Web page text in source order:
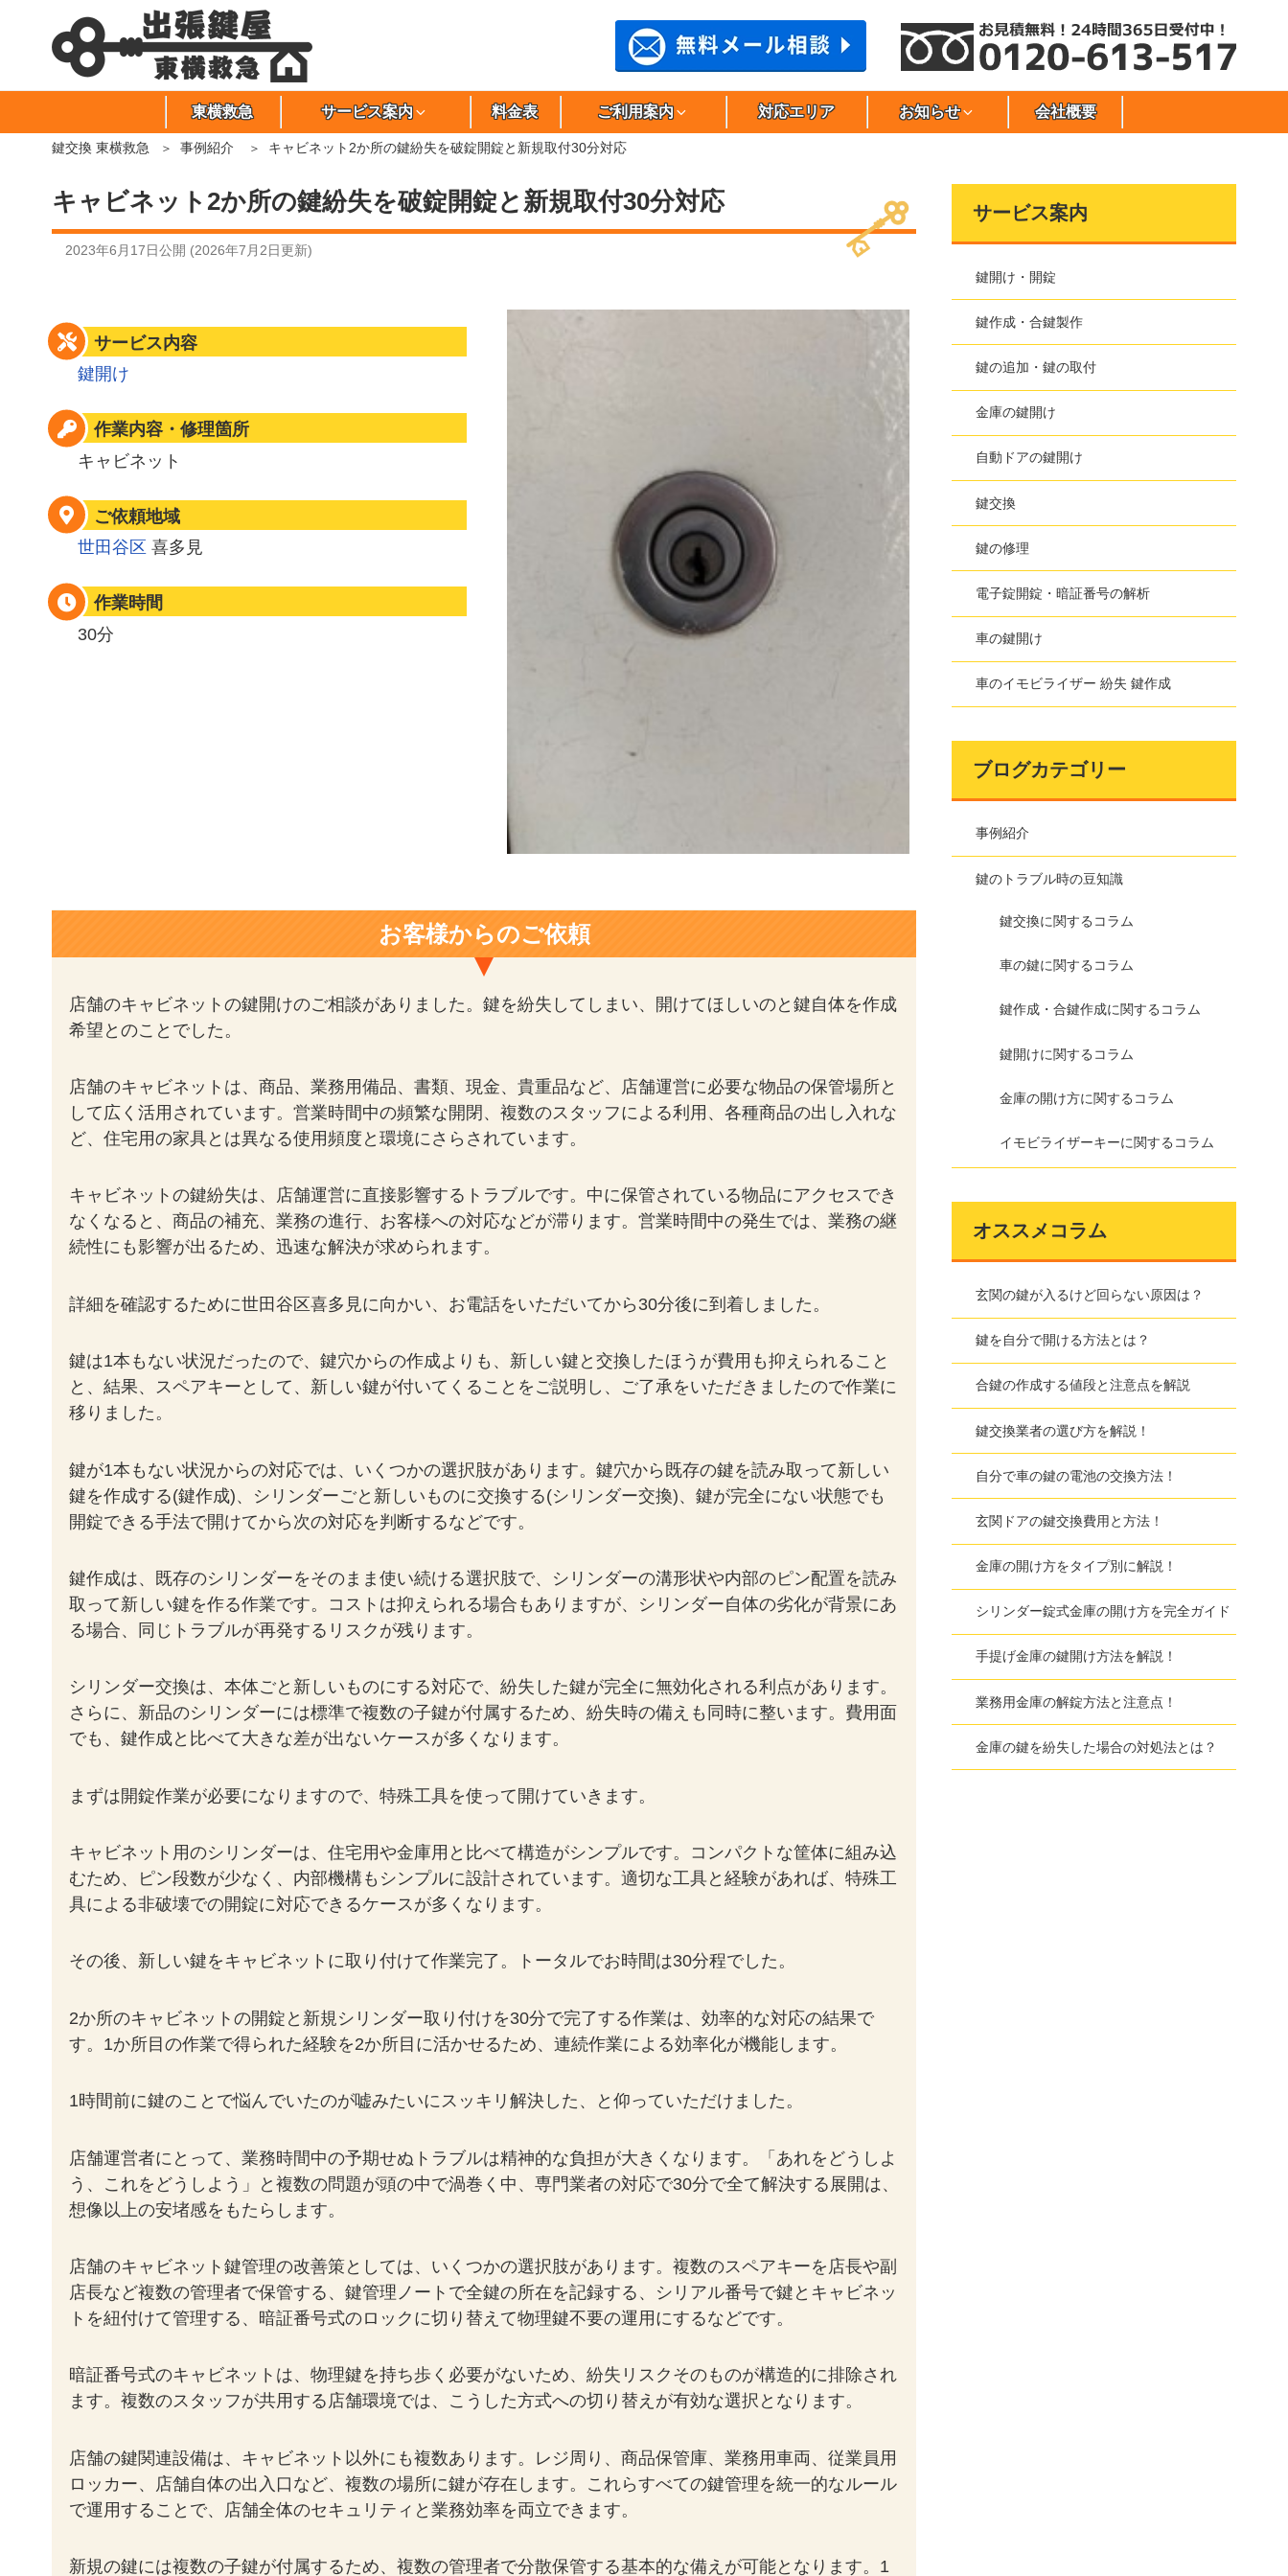
東横救急 サービス案内 料金表 ご利用案内 対応エリア お知らせ 会社概要
鍵交換 東横救急 事例紹介 キャビネット2か所の鍵紛失を破錠開錠と新規取付30分対応
キャビネット2か所の鍵紛失を破錠開錠と新規取付30分対応
2023年6月17日公開 (2026年7月2日更新)
サービス内容
鍵開け
作業内容・修理箇所
キャビネット
ご依頼地域
世田谷区 喜多見
作業時間
30分
お客様からのご依頼
店舗のキャビネットの鍵開けのご相談がありました。鍵を紛失してしまい、開けてほしいのと鍵自体を作成
希望とのことでした。
店舗のキャビネットは、商品、業務用備品、書類、現金、貴重品など、店舗運営に必要な物品の保管場所と
して広く活用されています。営業時間中の頻繁な開閉、複数のスタッフによる利用、各種商品の出し入れな
ど、住宅用の家具とは異なる使用頻度と環境にさらされています。
キャビネットの鍵紛失は、店舗運営に直接影響するトラブルです。中に保管されている物品にアクセスでき
なくなると、商品の補充、業務の進行、お客様への対応などが滞ります。営業時間中の発生では、業務の継
続性にも影響が出るため、迅速な解決が求められます。
詳細を確認するために世田谷区喜多見に向かい、お電話をいただいてから30分後に到着しました。
鍵は1本もない状況だったので、鍵穴からの作成よりも、新しい鍵と交換したほうが費用も抑えられること
と、結果、スペアキーとして、新しい鍵が付いてくることをご説明し、ご了承をいただきましたので作業に
移りました。
鍵が1本もない状況からの対応では、いくつかの選択肢があります。鍵穴から既存の鍵を読み取って新しい
鍵を作成する(鍵作成)、シリンダーごと新しいものに交換する(シリンダー交換)、鍵が完全にない状態でも
開錠できる手法で開けてから次の対応を判断するなどです。
鍵作成は、既存のシリンダーをそのまま使い続ける選択肢で、シリンダーの溝形状や内部のピン配置を読み
取って新しい鍵を作る作業です。コストは抑えられる場合もありますが、シリンダー自体の劣化が背景にあ
る場合、同じトラブルが再発するリスクが残ります。
シリンダー交換は、本体ごと新しいものにする対応で、紛失した鍵が完全に無効化される利点があります。
さらに、新品のシリンダーには標準で複数の子鍵が付属するため、紛失時の備えも同時に整います。費用面
でも、鍵作成と比べて大きな差が出ないケースが多くなります。
まずは開錠作業が必要になりますので、特殊工具を使って開けていきます。
キャビネット用のシリンダーは、住宅用や金庫用と比べて構造がシンプルです。コンパクトな筐体に組み込
むため、ピン段数が少なく、内部機構もシンプルに設計されています。適切な工具と経験があれば、特殊工
具による非破壊での開錠に対応できるケースが多くなります。
その後、新しい鍵をキャビネットに取り付けて作業完了。トータルでお時間は30分程でした。
2か所のキャビネットの開錠と新規シリンダー取り付けを30分で完了する作業は、効率的な対応の結果で
す。1か所目の作業で得られた経験を2か所目に活かせるため、連続作業による効率化が機能します。
1時間前に鍵のことで悩んでいたのが嘘みたいにスッキリ解決した、と仰っていただけました。
店舗運営者にとって、業務時間中の予期せぬトラブルは精神的な負担が大きくなります。「あれをどうしよ
う、これをどうしよう」と複数の問題が頭の中で渦巻く中、専門業者の対応で30分で全て解決する展開は、
想像以上の安堵感をもたらします。
店舗のキャビネット鍵管理の改善策としては、いくつかの選択肢があります。複数のスペアキーを店長や副
店長など複数の管理者で保管する、鍵管理ノートで全鍵の所在を記録する、シリアル番号で鍵とキャビネッ
トを紐付けて管理する、暗証番号式のロックに切り替えて物理鍵不要の運用にするなどです。
暗証番号式のキャビネットは、物理鍵を持ち歩く必要がないため、紛失リスクそのものが構造的に排除され
ます。複数のスタッフが共用する店舗環境では、こうした方式への切り替えが有効な選択となります。
店舗の鍵関連設備は、キャビネット以外にも複数あります。レジ周り、商品保管庫、業務用車両、従業員用
ロッカー、店舗自体の出入口など、複数の場所に鍵が存在します。これらすべての鍵管理を統一的なルール
で運用することで、店舗全体のセキュリティと業務効率を両立できます。
新規の鍵には複数の子鍵が付属するため、複数の管理者で分散保管する基本的な備えが可能となります。1
サービス案内
鍵開け・開錠
鍵作成・合鍵製作
鍵の追加・鍵の取付
金庫の鍵開け
自動ドアの鍵開け
鍵交換
鍵の修理
電子錠開錠・暗証番号の解析
車の鍵開け
車のイモビライザー 紛失 鍵作成
ブログカテゴリー
事例紹介
鍵のトラブル時の豆知識
鍵交換に関するコラム
車の鍵に関するコラム
鍵作成・合鍵作成に関するコラム
鍵開けに関するコラム
金庫の開け方に関するコラム
イモビライザーキーに関するコラム
オススメコラム
玄関の鍵が入るけど回らない原因は？
鍵を自分で開ける方法とは？
合鍵の作成する値段と注意点を解説
鍵交換業者の選び方を解説！
自分で車の鍵の電池の交換方法！
玄関ドアの鍵交換費用と方法！
金庫の開け方をタイプ別に解説！
シリンダー錠式金庫の開け方を完全ガイド
手提げ金庫の鍵開け方法を解説！
業務用金庫の解錠方法と注意点！
金庫の鍵を紛失した場合の対処法とは？